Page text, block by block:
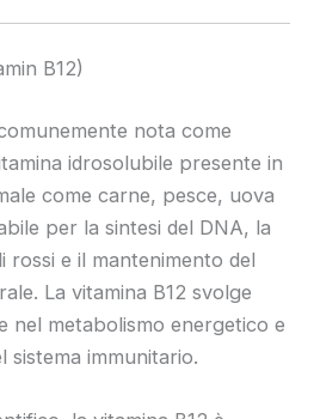
B12)
nota come
idrosolubile presente in
come carne, pesce, uova
per la sintesi del DNA, la
rossi e il mantenimento del
La vitamina B12 svolge
nel metabolismo energetico e
sistema immunitario.